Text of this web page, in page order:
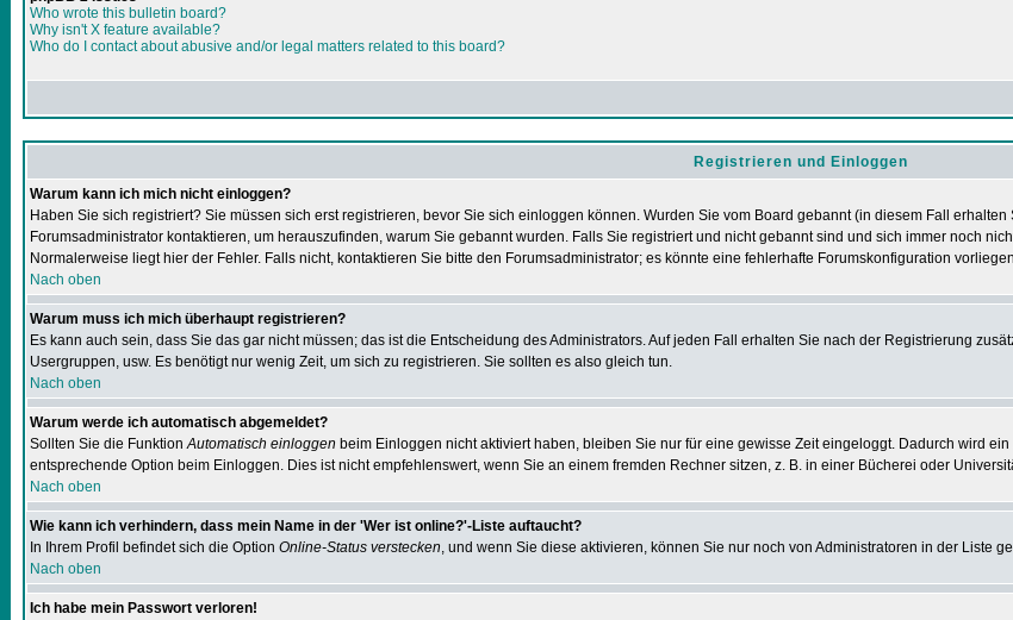
Who wrote this bulletin board?
Why isn't X feature available?
Who do I contact about abusive and/or legal matters related to this board?
Registrieren und Einloggen
Warum kann ich mich nicht einloggen?
Haben Sie sich registriert? Sie müssen sich erst registrieren, bevor Sie sich einloggen können. Wurden Sie vom Board gebannt (in diesem Fall
Forumsadministrator kontaktieren, um herauszufinden, warum Sie gebannt wurden. Falls Sie registriert und nicht gebannt sind und sich immer noch
Normalerweise liegt hier der Fehler. Falls nicht, kontaktieren Sie bitte den Forumsadministrator; es könnte eine fehlerhafte Forumskonfiguration
Nach oben
Warum muss ich mich überhaupt registrieren?
Es kann auch sein, dass Sie das gar nicht müssen; das ist die Entscheidung des Administrators. Auf jeden Fall erhalten Sie nach der Registrierung
Usergruppen, usw. Es benötigt nur wenig Zeit, um sich zu registrieren. Sie sollten es also gleich tun.
Nach oben
Warum werde ich automatisch abgemeldet?
Sollten Sie die FunktionAutomatisch einloggen beim Einloggen nicht aktiviert haben, bleiben Sie nur für eine gewisse Zeit eingeloggt. Dadurch wird
entsprechende Option beim Einloggen. Dies ist nicht empfehlenswert, wenn Sie an einem fremden Rechner sitzen, z. B. in einer Bücherei oder
Nach oben
Wie kann ich verhindern, dass mein Name in der 'Wer ist online?'-Liste auftaucht?
In Ihrem Profil befindet sich die Option Online-Status verstecken, und wenn Sie diese aktivieren, können Sie nur noch von Administratoren in der Liste
Nach oben
Ich habe mein Passwort verloren!